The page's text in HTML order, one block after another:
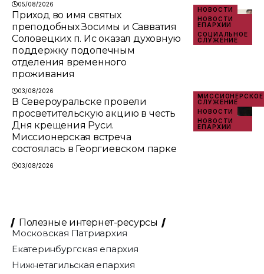
05/08/2026
НОВОСТИ
НОВОСТИ
ЕПАРХИИ
СОЦИАЛЬНОЕ
СЛУЖЕНИЕ
Приход во имя святых
преподобных Зосимы и Савватия
Соловецких п. Ис оказал духовную
поддержку подопечным
отделения временного
проживания
03/08/2026
МИССИОНЕРСКОЕ
СЛУЖЕНИЕ
НОВОСТИ
НОВОСТИ
ЕПАРХИИ
В Североуральске провели
просветительскую акцию в честь
Дня крещения Руси.
Миссионерская встреча
состоялась в Георгиевском парке
03/08/2026
Полезные интернет-ресурсы
Московская Патриархия
Екатеринбургская епархия
Нижнетагильская епархия